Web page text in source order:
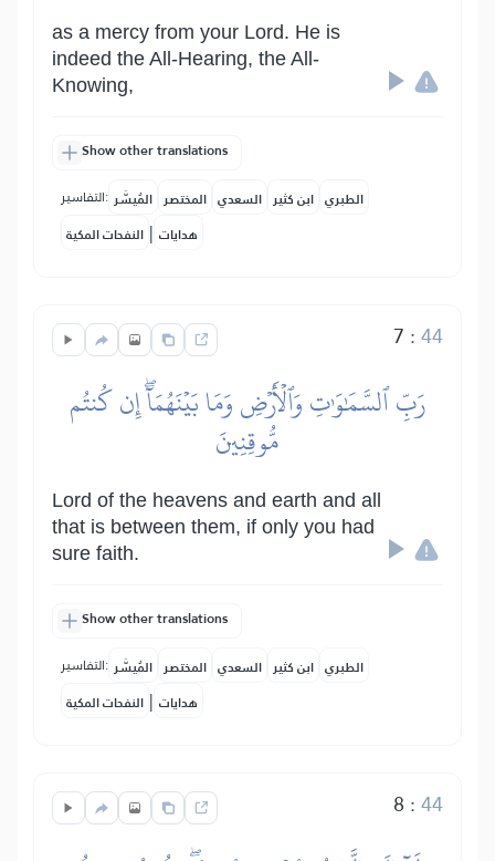
as a mercy from your Lord. He is
indeed the All-Hearing, the All-
Knowing,
Show other translations
التفاسير: المُيسَّر المختصر السعدي ابن كثير الطبري
النفحات المكية | هدايات
7 :44
رَبِّ ٱلسَّمَٰوَٰتِ وَٱلۡأَرۡضِ وَمَا بَيۡنَهُمَآۖ إِن كُنتُم
مُّوقِنِينَ
Lord of the heavens and earth and all
that is between them, if only you had
sure faith.
Show other translations
التفاسير: المُيسَّر المختصر السعدي ابن كثير الطبري
النفحات المكية | هدايات
8 :44